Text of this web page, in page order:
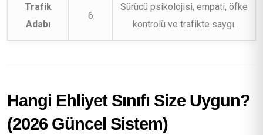
Trafik
Adabı
6
Sürücü psikolojisi, empati, öfke
kontrolü ve trafikte saygı.
Hangi Ehliyet Sınıfı Size Uygun?
(2026 Güncel Sistem)